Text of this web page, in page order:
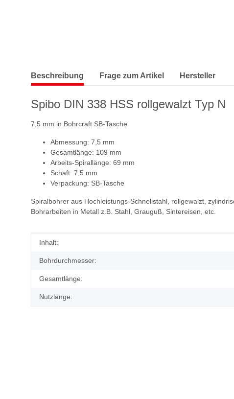
Beschreibung Frage zum Artikel Hersteller
Spibo DIN 338 HSS rollgewalzt Typ N
7,5 mm in Bohrcraft SB-Tasche
Abmessung: 7,5 mm
Gesamtlänge: 109 mm
Arbeits-Spirallänge: 69 mm
Schaft: 7,5 mm
Verpackung: SB-Tasche
Spiralbohrer aus Hochleistungs-Schnellstahl, rollgewalzt,
Bohrarbeiten in Metall z.B. Stahl, Grauguß, Sintereisen, etc.
Produkteigenschaft
Wert
Inhalt:
Bohrdurchmesser:
Gesamtlänge:
Nutzlänge: